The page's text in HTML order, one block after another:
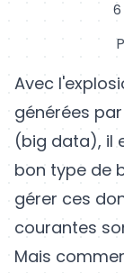
Avec
générées
(big data), il
bon type de
gérer ces
courantes
Mais